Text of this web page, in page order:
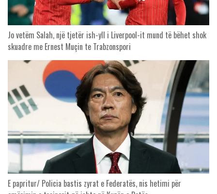
Jo vetëm Salah, një tjetër ish-yll i Liverpool-it mund të bëhet shok
skuadre me Ernest Muçin te Trabzonspori
E papritur/ Policia bastis zyrat e Federatës, nis hetimi për